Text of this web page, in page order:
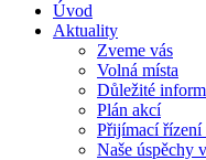
Úvod
Aktuality
Zveme vás
Volná místa
Důležité
Plán akcí
Přijímací řízení
Naše úspěchy